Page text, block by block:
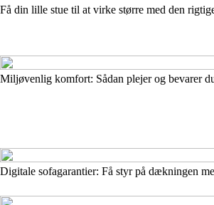
Få din lille stue til at virke større med den
Miljøvenlig komfort: Sådan plejer og bevarer
Digitale sofagarantier: Få styr på dækningen